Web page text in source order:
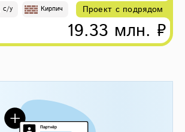
с/у Кирпич Проект с подрядом
19.33 млн. ₽